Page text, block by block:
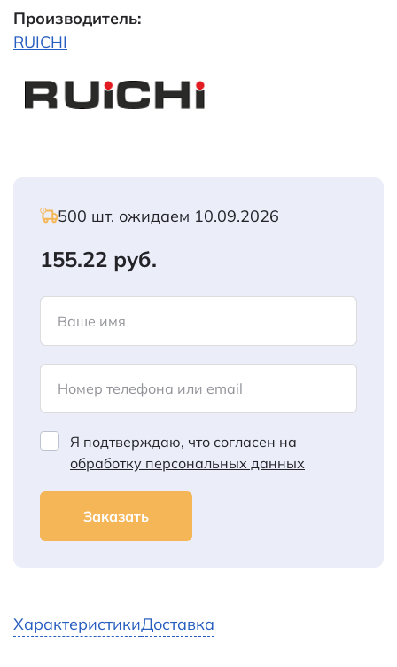
Производитель:
RUICHI
500 шт. ожидаем 10.09.2026
155.22 руб.
Ваше имя
Номер телефона или email
Я подтверждаю, что согласен на
обработку персональных данных
Заказать
ХарактеристикиДоставка